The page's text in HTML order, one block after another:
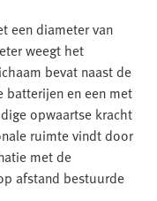
een diameter van
weegt het
bevat naast de
batterijen en een met
opwaartse kracht
ruimte vindt door
met de
afstand bestuurde